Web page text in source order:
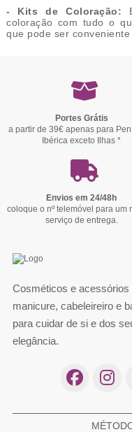
- Kits de Coloração:
coloração com tudo o
que pode ser
Portes Grátis
a partir de 39€ apenas para
Ibérica exceto Ilhas *
Envios em 24/48h
coloque o nº telemóvel para um
serviço de entrega.
Cosméticos e
manicure, cabeleireiro e
para cuidar de si e dos
elegância.